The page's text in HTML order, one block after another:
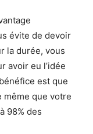
évite de devoir
la durée, vous
avoir eu l’idée
est que
même que votre
98% des